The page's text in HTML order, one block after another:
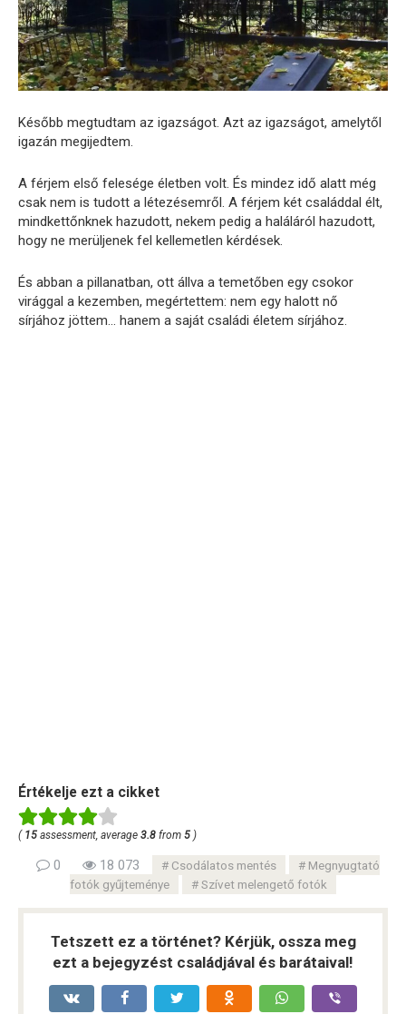
Később megtudtam az igazságot. Azt az igazságot, amelytől
igazán megijedtem.
A férjem első felesége életben volt. És mindez idő alatt még
csak nem is tudott a létezésemről. A férjem két családdal élt,
mindkettőnknek hazudott, nekem pedig a haláláról hazudott,
hogy ne merüljenek fel kellemetlen kérdések.
És abban a pillanatban, ott állva a temetőben egy csokor
virággal a kezemben, megértettem: nem egy halott nő
sírjához jöttem… hanem a saját családi életem sírjához.
Értékelje ezt a cikket
( 15 assessment, average 3.8 from 5 )
0 18 073 Csodálatos mentés
Megnyugtató
fotók gyűjteménye
Szívet melengető fotók
Tetszett ez a történet? Kérjük, ossza meg
ezt a bejegyzést családjával és barátaival!